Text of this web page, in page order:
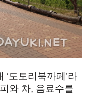
도토리북까페’라
와 차, 음료수를